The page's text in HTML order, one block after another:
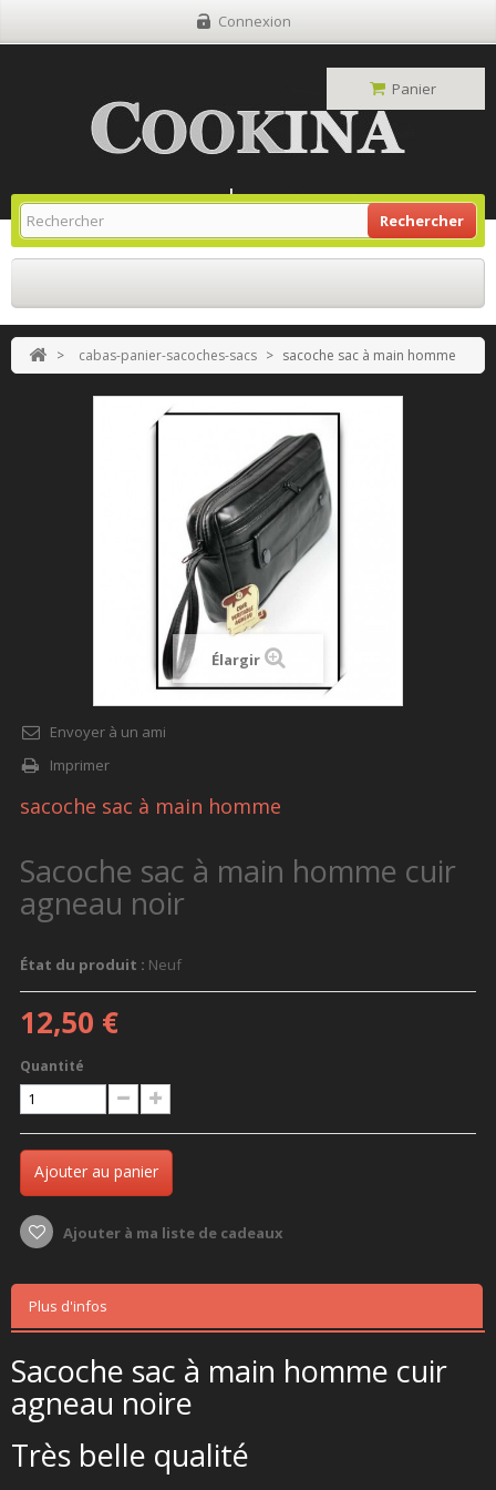
Connexion
Rechercher
Panier
Site Grill Gaz Retour À L'accueil
> cabas-panier-sacoches-sacs > sacoche sac à main homme
Élargir
Envoyer à un ami
Imprimer
sacoche sac à main homme
Sacoche sac à main homme cuir
agneau noir
État du produit : Neuf
12,50 €
Quantité
Ajouter au panier
Ajouter à ma liste de cadeaux
Plus d'infos
Sacoche sac à main homme cuir
agneau noire
Très belle qualité